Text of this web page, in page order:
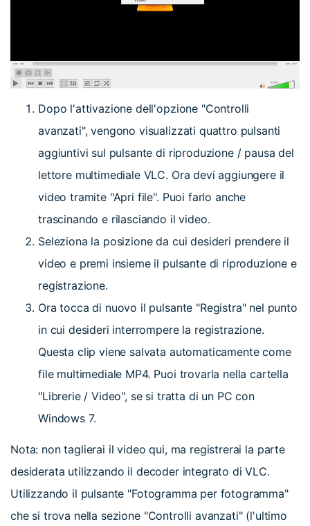
Dopo l'attivazione dell'opzione "Controlli
avanzati", vengono visualizzati quattro pulsanti
aggiuntivi sul pulsante di riproduzione / pausa del
lettore multimediale VLC. Ora devi aggiungere il
video tramite "Apri file". Puoi farlo anche
trascinando e rilasciando il video.
Seleziona la posizione da cui desideri prendere il
video e premi insieme il pulsante di riproduzione e
registrazione.
Ora tocca di nuovo il pulsante "Registra" nel punto
in cui desideri interrompere la registrazione.
Questa clip viene salvata automaticamente come
file multimediale MP4. Puoi trovarla nella cartella
"Librerie / Video", se si tratta di un PC con
Windows 7.
Nota: non taglierai il video qui, ma registrerai la parte
desiderata utilizzando il decoder integrato di VLC.
Utilizzando il pulsante "Fotogramma per fotogramma"
che si trova nella sezione "Controlli avanzati" (l'ultimo